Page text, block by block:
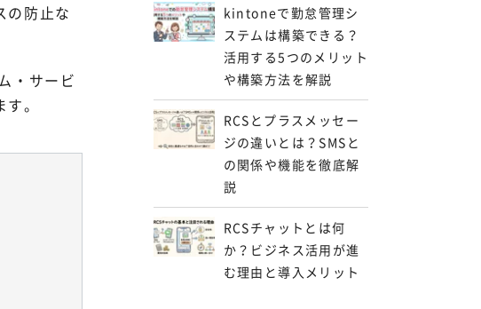
の防止な
・サービ
。
kintoneで勤怠管理シ
ステムは構築できる？
活用する5つのメリット
や構築方法を解説
RCSとプラスメッセー
ジの違いとは？SMSと
の関係や機能を徹底解
説
RCSチャットとは何
か？ビジネス活用が進
む理由と導入メリット